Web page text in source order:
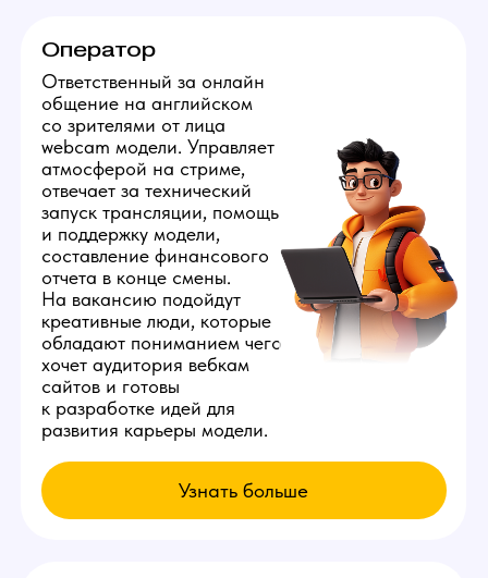
Политика конфиденциальности
Все города Грузии
Все города Казахстана
Города других стран
©️ 2026 Youmaybe | Все права защищены
Мы находимся:
Все города России
Россия, Свердловская область,
Нижний Тагил, ул. Островского, д. 15